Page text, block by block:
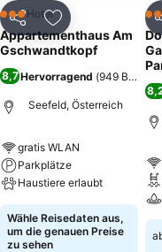
beinhaltet.
Teilen Zu Favoriten
3 SterneHotel
Appartementhaus Am
Gschwandtkopf
8,7Hervorragend (949
Seefeld, Österreich
gratis WLAN
Parkplätze
Haustiere erlaubt
Wähle Reisedaten aus,
um die genauen Preise
zu sehen
4